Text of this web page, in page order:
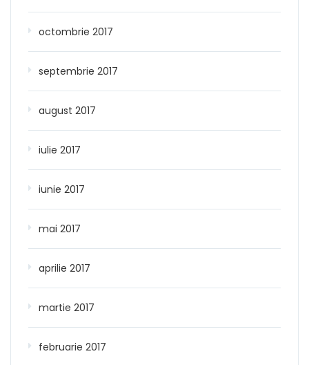
octombrie 2017
septembrie 2017
august 2017
iulie 2017
iunie 2017
mai 2017
aprilie 2017
martie 2017
februarie 2017